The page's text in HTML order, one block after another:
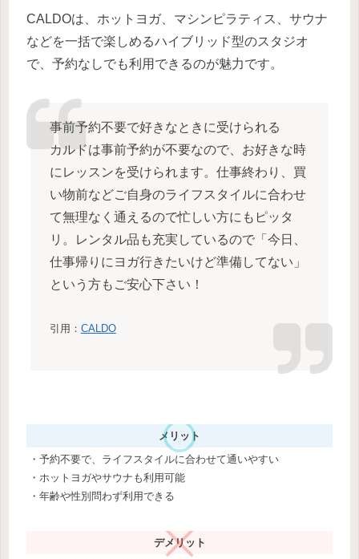
CALDOは、ホットヨガ、マシンピラティス、サウナ
などを一括で楽しめるハイブリッド型のスタジオ
で、予約なしでも利用できるのが魅力です。
事前予約不要で好きなときに受けられる
カルドは事前予約が不要なので、お好きな時
にレッスンを受けられます。仕事終わり、買
い物前などご自身のライフスタイルに合わせ
て無理なく通えるので忙しい方にもピッタ
リ。レンタル品も充実しているので「今日、
仕事帰りにヨガ行きたいけど準備してない」
という方もご安心下さい！
引用： CALDO
メリット
・予約不要で、ライフスタイルに合わせて通いやすい
・ホットヨガやサウナも利用可能
・年齢や性別問わず利用できる
デメリット